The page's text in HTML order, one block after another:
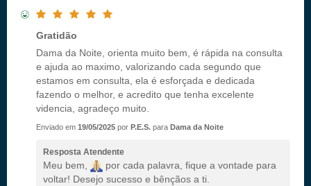
Gratidão
Dama da Noite, orienta muito bem, é rápida na consulta
e ajuda ao maximo, valorizando cada segundo que
estamos em consulta, ela é esforçada e dedicada
fazendo o melhor, e acredito que tenha excelente
videncia, agradeço muito.
Enviado em 19/05/2025 por P.E.S. para Dama da Noite
Resposta Atendente
Meu bem,
por cada palavra, fique a vontade para
voltar! Desejo sucesso e bênçãos a ti.